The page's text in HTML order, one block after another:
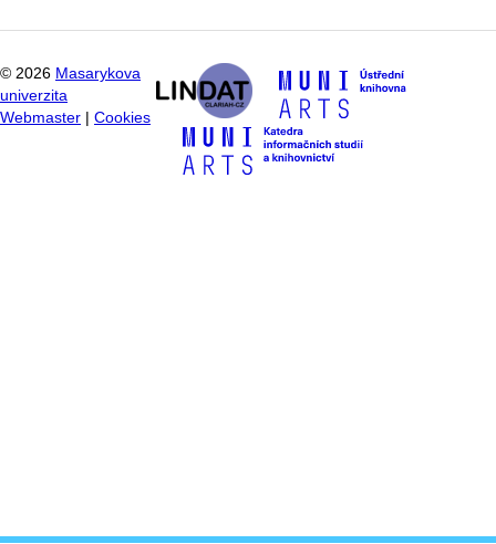
© 2026 Masarykova
univerzita
Webmaster
Cookies